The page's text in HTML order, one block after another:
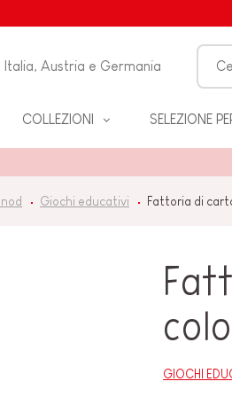
Italia, Austria e Germania
COLLEZIONI SELEZIONE
Giochi educativi Fattoria di
GIOCHI